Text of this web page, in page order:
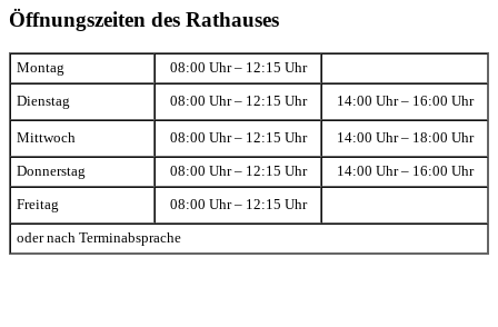
Öffnungszeiten des Rathauses
Montag 08:00 Uhr – 12:15 Uhr
Dienstag 08:00 Uhr – 12:15 Uhr 14:00 Uhr – 16:00 Uhr
Mittwoch 08:00 Uhr – 12:15 Uhr 14:00 Uhr – 18:00 Uhr
Donnerstag 08:00 Uhr – 12:15 Uhr 14:00 Uhr – 16:00 Uhr
Freitag 08:00 Uhr – 12:15 Uhr
oder nach Terminabsprache